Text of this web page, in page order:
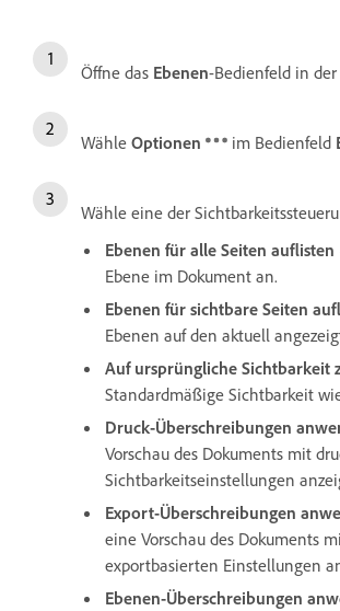
Öffne das Ebenen-Bedienfeld in der
Wähle Optionen im Bedienfeld
Wähle eine der
Ebenen für alle Seiten auflisten
Ebene im Dokument an.
Ebenen für sichtbare Seiten
Ebenen auf den aktuell
Auf ursprüngliche Sichtbarkeit
Standardmäßige Sichtbarkeit
Druck-Überschreibungen
Vorschau des Dokuments mit
Sichtbarkeitseinstellungen
Export-Überschreibungen
eine Vorschau des Dokuments
exportbasierten Einstellungen
Ebenen-Überschreibungen